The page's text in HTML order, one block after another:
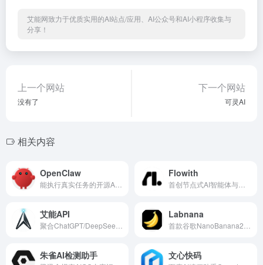
艾能网致力于优质实用的AI站点/应用、AI公众号和AI小程序收集与
分享！
上一个网站
没有了
下一个网站
可灵AI
相关内容
OpenClaw Flowith
艾能API Labnana
朱雀AI检测助手 文心快码